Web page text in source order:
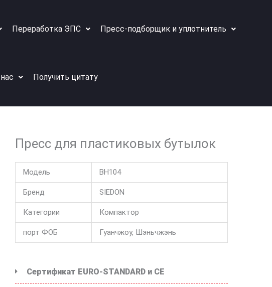
Переработка ЭПС Пресс-подборщик и уплотнитель
Получить цитату
Пресс для пластиковых бутылок
Модель BH104
Бренд SIEDON
Категории Компактор
порт ФОБ Гуанчжоу, Шэньчжэнь
Сертификат EURO-STANDARD и CE